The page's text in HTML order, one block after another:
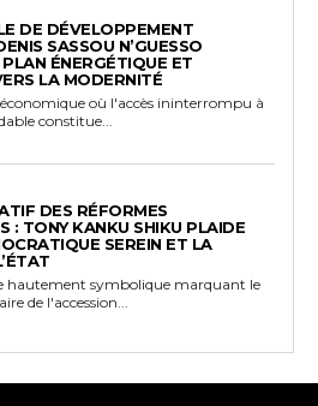
DE DÉVELOPPEMENT
SASSOU N’GUESSO
ÉNERGÉTIQUE ET
LA MODERNITÉ
où l'accès ininterrompu à
constitue...
DES RÉFORMES
: TONY KANKU SHIKU PLAIDE
SEREIN ET LA
hautement symbolique marquant le
de l'accession...